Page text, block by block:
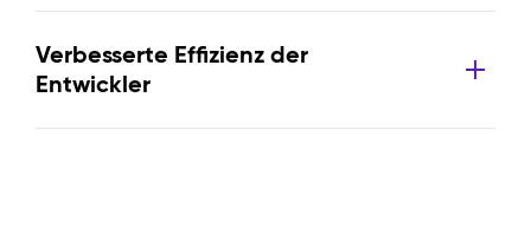
Verbesserte Effizienz der
Entwickler